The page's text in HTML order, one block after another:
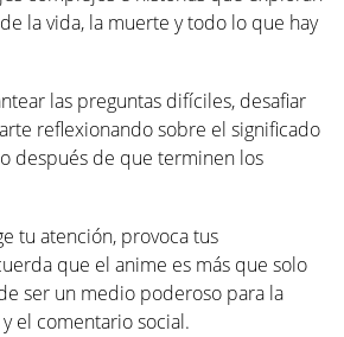
la vida, la muerte y todo lo que hay
las preguntas difíciles, desafiar
reflexionando sobre el significado
después de que terminen los
tu atención, provoca tus
que el anime es más que solo
ser un medio poderoso para la
el comentario social.